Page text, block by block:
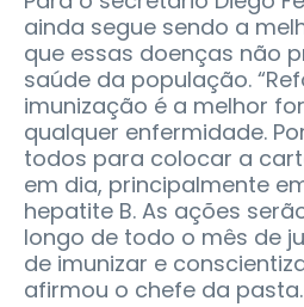
ainda segue sendo a
que essas doenças não
saúde da população.
imunização é a melhor
qualquer enfermidade.
todos para colocar a
em dia, principalmente
hepatite B. As ações
longo de todo o mês de
de imunizar e
afirmou o chefe da pasta.